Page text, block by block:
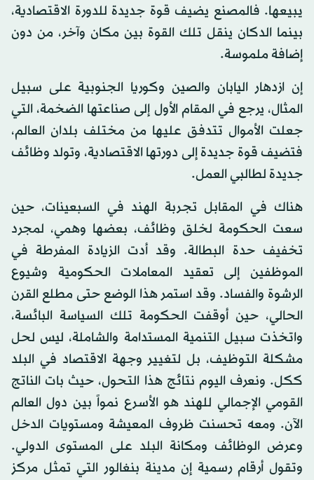
يبيعها. فالمصنع يضيف قوة جديدة للدورة الاقتصادية،
بينما الدكان ينقل تلك القوة بين مكان وآخر، من دون
إضافة ملموسة.
إن ازدهار اليابان والصين وكوريا الجنوبية على سبيل
المثال، يرجع في المقام الأول إلى صناعتها الضخمة، التي
جعلت الأموال تتدفق عليها من مختلف بلدان العالم،
فتضيف قوة جديدة إلى دورتها الاقتصادية، وتولد وظائف
جديدة لطالبي العمل.
هناك في المقابل تجربة الهند في السبعينات، حين
سعت الحكومة لخلق وظائف، بعضها وهمي، لمجرد
تخفيف حدة البطالة. وقد أدت الزيادة المفرطة في
الموظفين إلى تعقيد المعاملات الحكومية وشيوع
الرشوة والفساد. وقد استمر هذا الوضع حتى مطلع القرن
الحالي، حين أوقفت الحكومة تلك السياسة البائسة،
واتخذت سبيل التنمية المستدامة والشاملة، ليس لحل
مشكلة التوظيف، بل لتغيير وجهة الاقتصاد في البلد
ككل. ونعرف اليوم نتائج هذا التحول، حيث بات الناتج
القومي الإجمالي للهند هو الأسرع نمواً بين دول العالم
الآن. ومعه تحسنت ظروف المعيشة ومستويات الدخل
وعرض الوظائف ومكانة البلد على المستوى الدولي.
وتقول أرقام رسمية إن مدينة بنغالور التي تمثل مركز